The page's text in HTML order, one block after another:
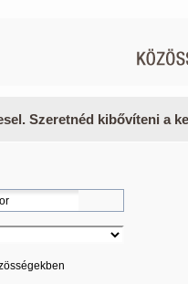
Szeretnéd kibővíteni a